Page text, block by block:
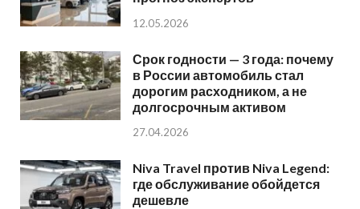
12.05.2026
Срок годности — 3 года: почему
в России автомобиль стал
дорогим расходником, а не
долгосрочным активом
27.04.2026
Niva Travel против Niva Legend:
где обслуживание обойдется
дешевле